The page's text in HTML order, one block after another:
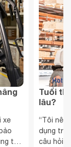
xe
tôi
Tuổi
lâu?
“Tôi nên
dụng
câu hỏi